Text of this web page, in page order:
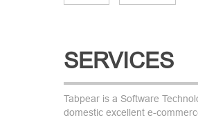
SERVICES
Tabpear is a Software
domestic excellent e-